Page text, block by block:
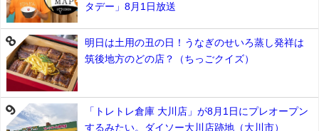
タデー」8月1日放送
明日は土用の丑の日！うなぎのせいろ蒸し発祥は
筑後地方のどの店？（ちっごクイズ）
「トレトレ倉庫 大川店」が8月1日にプレオープン
するみたい。ダイソー大川店跡地（大川市）